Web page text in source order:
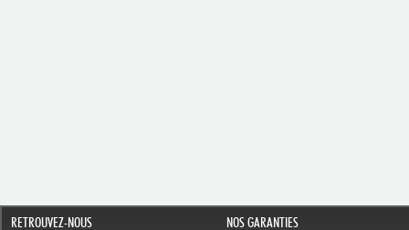
RETROUVEZ-NOUS NOS GARANTIES